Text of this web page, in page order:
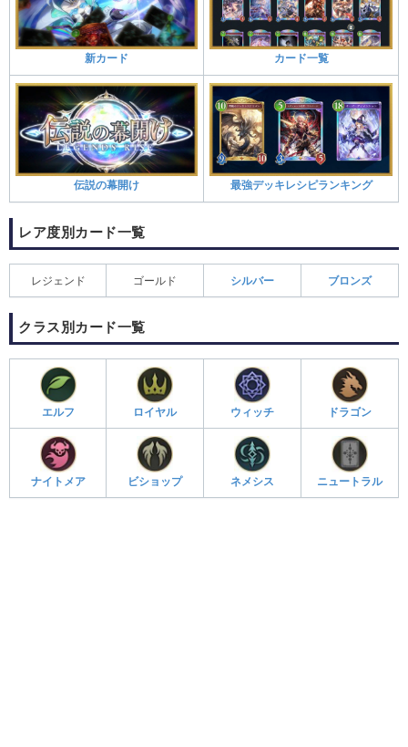
新カード カード一覧
伝説の幕開け 最強デッキレシピランキング
レア度別カード一覧
レジェンド ゴールド シルバー ブロンズ
クラス別カード一覧
エルフ ロイヤル ウィッチ ドラゴン
ナイトメア ビショップ ネメシス ニュートラル